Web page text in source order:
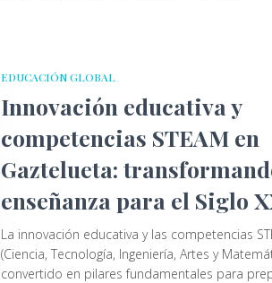
EDUCACIÓN GLOBAL
Innovación educativa y
competencias STEAM en
Gaztelueta:
enseñanza para el Siglo
La innovación educativa y las competencias
(Ciencia, Tecnología, Ingeniería, Artes y
convertido en pilares fundamentales para